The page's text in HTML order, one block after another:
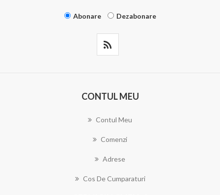
Abonare Dezabonare
CONTUL MEU
Contul Meu
Comenzi
Adrese
Cos De Cumparaturi